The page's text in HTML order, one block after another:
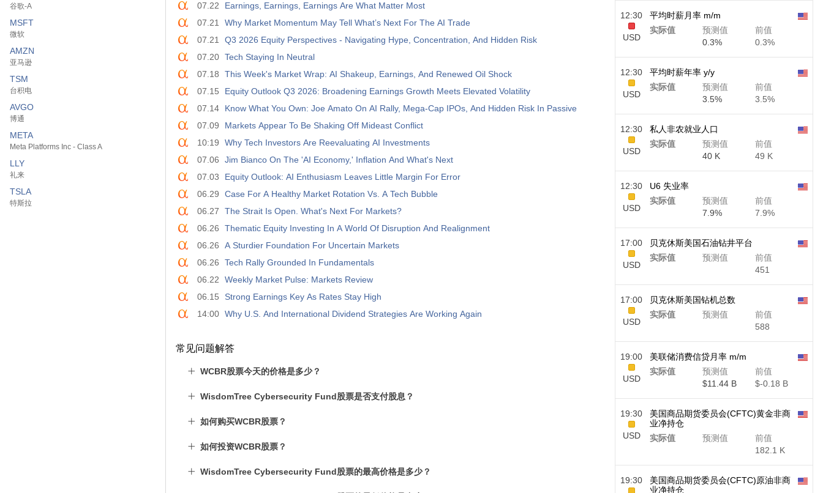
谷歌-A
MSFT
微软
AMZN
亚马逊
TSM
台积电
AVGO
博通
META
Meta Platforms Inc - Class A
LLY
礼来
TSLA
特斯拉
07.22
Earnings, Earnings, Earnings Are What Matter Most
07.21
Why Market Momentum May Tell What’s Next For The AI Trade
07.21
Q3 2026 Equity Perspectives - Navigating Hype, Concentration, And Hidden Risk
07.20 Tech Staying In Neutral
07.18
This Week's Market Wrap: AI Shakeup, Earnings, And Renewed Oil Shock
07.15
Equity Outlook Q3 2026: Broadening Earnings Growth Meets Elevated Volatility
07.14
Know What You Own: Joe Amato On AI Rally, Mega-Cap IPOs, And Hidden Risk In Passive
07.09
Markets Appear To Be Shaking Off Mideast Conflict
10:19
Why Tech Investors Are Reevaluating AI Investments
07.06
Jim Bianco On The 'AI Economy,' Inflation And What's Next
07.03
Equity Outlook: AI Enthusiasm Leaves Little Margin For Error
06.29
Case For A Healthy Market Rotation Vs. A Tech Bubble
06.27
The Strait Is Open. What's Next For Markets?
06.26
Thematic Equity Investing In A World Of Disruption And Realignment
06.26
A Sturdier Foundation For Uncertain Markets
06.26
Tech Rally Grounded In Fundamentals
06.22
Weekly Market Pulse: Markets Review
06.15
Strong Earnings Key As Rates Stay High
14:00 Why U.S. And International Dividend Strategies Are Working Again
常见问题解答
WCBR股票今天的价格是多少？
WisdomTree Cybersecurity Fund股票是否支付股息？
如何购买WCBR股票？
如何投资WCBR股票？
WisdomTree Cybersecurity Fund股票的最高价格是多少？
12:30
USD
平均时薪月率 m/m
实际值
预测值
0.3%
前值
0.3%
12:30
USD
平均时薪年率 y/y
实际值
预测值
3.5%
前值
3.5%
12:30
USD
私人非农就业人口
实际值
预测值
40 K
前值
49 K
12:30
USD
U6 失业率
实际值
预测值
7.9%
前值
7.9%
17:00
USD
贝克休斯美国石油钻井平台
实际值
预测值
前值
451
17:00
USD
贝克休斯美国钻机总数
实际值
预测值
前值
588
19:00
USD
美联储消费信贷月率 m/m
实际值
预测值
$​11.44 B
前值
$​-0.18 B
19:30
USD
美国商品期货委员会(CFTC)黄金非商
业净持仓
实际值
预测值
前值
182.1 K
19:30
美国商品期货委员会(CFTC)原油非商
业净持仓